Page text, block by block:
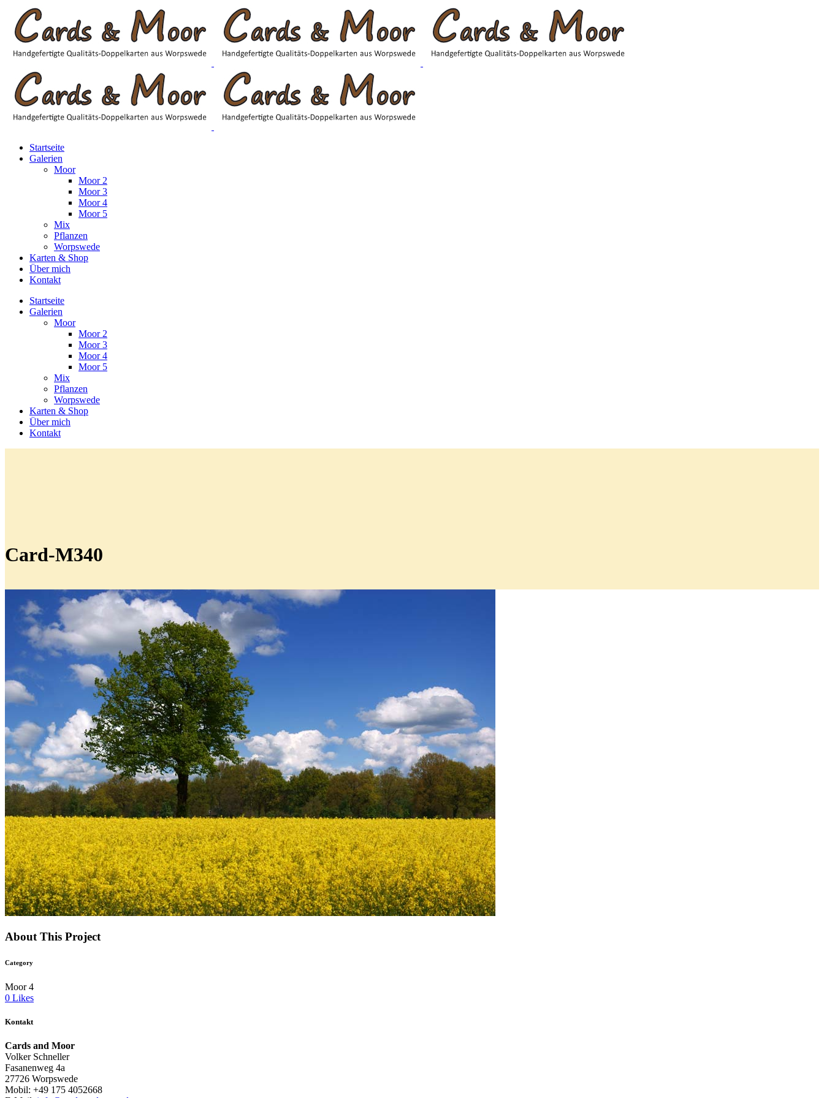
Startseite
Galerien
Moor
Moor 2
Moor 3
Moor 4
Moor 5
Mix
Pflanzen
Worpswede
Karten & Shop
Über mich
Kontakt
Startseite
Galerien
Moor
Moor 2
Moor 3
Moor 4
Moor 5
Mix
Pflanzen
Worpswede
Karten & Shop
Über mich
Kontakt
Card-M340
About This Project
Category
Moor 4
0 Likes
Kontakt
Cards and Moor
Volker Schneller
Fasanenweg 4a
27726 Worpswede
Mobil: +49 175 4052668